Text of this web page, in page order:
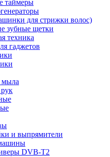
таймеры
для стрижки волос)
зубные щетки
техника
гаджетов
мыла
и выпрямители
DVB-T2